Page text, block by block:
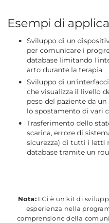
Esempi di
Sviluppo di un
per comunicare i
database limitando
arto durante la terapia.
Sviluppo di
che visualizza il livello
peso del paziente da
lo spostamento di vari
Trasferimento dello
scarica, errore di
sicurezza) di tutti i letti
database tramite un
Nota:LCi è un kit di
esperienza nella
comprensione della